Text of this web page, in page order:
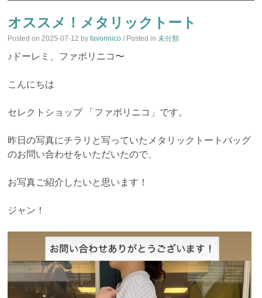
TO
CONTENT
オススメ！メタリックトート
Posted on2025-07-12 byfavorinico / Posted in未分類
♪ドーレミ、ファボリニコ〜
こんにちは
セレクトショップ 「ファボリニコ」です。
昨日の写真にチラリと写っていたメタリックトートバッグ
のお問い合わせをいただいたので、
お写真ご紹介したいと思います！
ジャン！